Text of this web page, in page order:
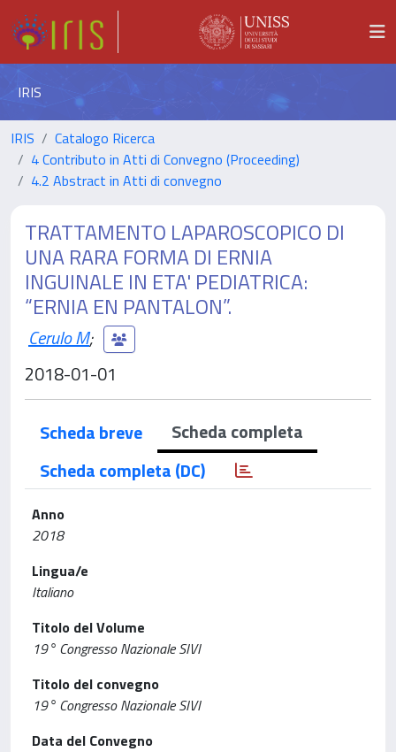
IRIS
IRIS
Catalogo Ricerca
4 Contributo in Atti di Convegno (Proceeding)
4.2 Abstract in Atti di convegno
TRATTAMENTO LAPAROSCOPICO DI
UNA RARA FORMA DI ERNIA
INGUINALE IN ETA' PEDIATRICA:
“ERNIA EN PANTALON”.
Cerulo M;
2018-01-01
Scheda breve
Scheda completa
Scheda completa (DC)
Anno
2018
Lingua/e
Italiano
Titolo del Volume
19° Congresso Nazionale SIVI
Titolo del convegno
19° Congresso Nazionale SIVI
Data del Convegno